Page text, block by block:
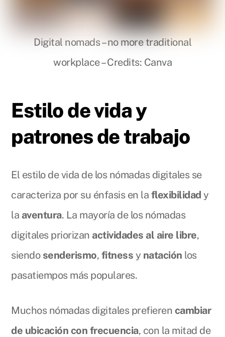
Digital nomads – no more traditional
workplace – Credits: Canva
Estilo de vida y
patrones de trabajo
El estilo de vida de los nómadas digitales se
caracteriza por su énfasis en la flexibilidad y
la aventura. La mayoría de los nómadas
digitales priorizan actividades al aire libre,
siendo senderismo, fitness y natación los
pasatiempos más populares.
Muchos nómadas digitales prefieren cambiar
de ubicación con frecuencia, con la mitad de